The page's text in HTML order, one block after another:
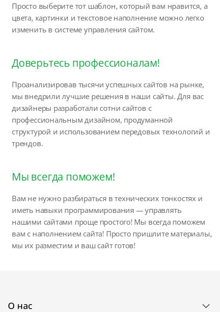
Просто выберите тот шаблон, который вам нравится, а
цвета, картинки и текстовое наполнение можно легко
изменить в системе управления сайтом.
Доверьтесь профессионалам!
Проанализировав тысячи успешных сайтов на рынке,
мы внедрили лучшие решения в наши сайты. Для вас
дизайнеры разработали сотни сайтов с
профессиональным дизайном, продуманной
структурой и использованием передовых технологий и
трендов.
Мы всегда поможем!
Вам не нужно разбираться в технических тонкостях и
иметь навыки программирования — управлять
нашими сайтами проще простого! Мы всегда поможем
вам с наполнением сайта! Просто пришлите материалы,
мы их разместим и ваш сайт готов!
О нас